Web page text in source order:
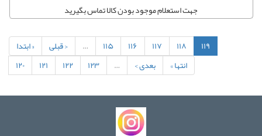
جهت استعلام موجود بودن کالا تماس بگیرید
« ابتدا ‹ قبلی … ۱۱۵ ۱۱۶ ۱۱۷ ۱۱۸
۱۱۹
۱۲۰
۱۲۱ ۱۲۲ ۱۲۳ … بعدی › انتها »